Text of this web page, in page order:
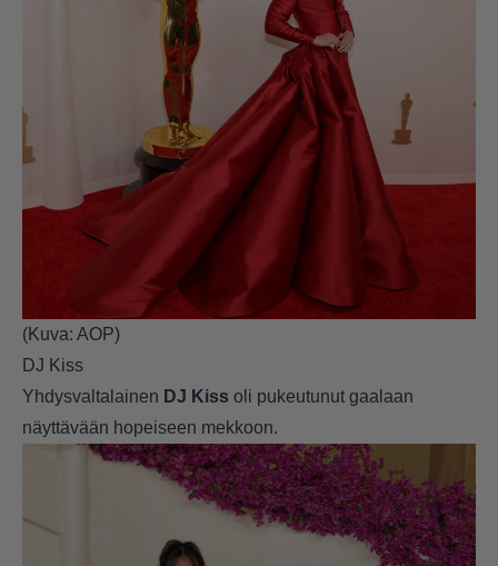
(Kuva: AOP)
DJ Kiss
Yhdysvaltalainen DJ Kiss oli pukeutunut gaalaan
näyttävään hopeiseen mekkoon.